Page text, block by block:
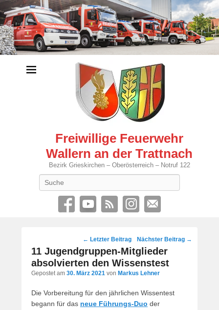
Freiwillige Feuerwehr
Wallern an der Trattnach
Bezirk Grieskirchen – Oberösterreich – Notruf 122
Post
navigation
← Letzter Beitrag Nächster Beitrag →
11 Jugendgruppen-Mitglieder
absolvierten den Wissenstest
Gepostet am 30. März 2021 von Markus Lehner
Die Vorbereitung für den jährlichen Wissentest
begann für das neue Führungs-Duo der